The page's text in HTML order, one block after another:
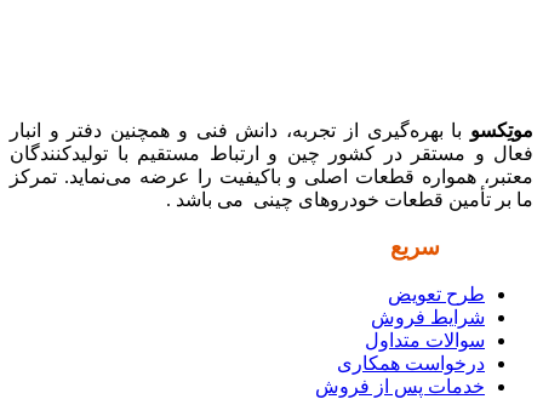
موتِکسو با بهره‌گیری از تجربه، دانش فنی و همچنین دفتر و انبار
فعال و مستقر در کشور چین و ارتباط مستقیم با تولیدکنندگان
معتبر، همواره قطعات اصلی و باکیفیت را عرضه می‌نماید. تمرکز
ما بر تأمین قطعات خودروهای چینی می باشد .
سریع
طرح تعویض
شرایط فروش
سوالات متداول
درخواست همکاری
خدمات پس از فروش